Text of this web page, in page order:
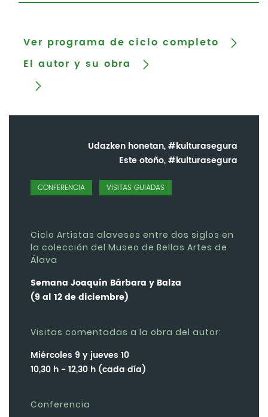
Ver programa de ciclo completo
El autor y su obra
Udazken honetan, #kulturasegura
Este otoño, #kulturasegura
CONFERENCIA VISITAS GUIADAS
Ciclo Artistas alaveses entre dos siglos en
la colección del Museo de Bellas Artes de
Álava
Semana Joaquín Bárbara y Balza
(9 al 12 de diciembre)
Visitas comentadas a la obra del autor:
Miércoles 9 y jueves 10
10,30 h - 12,30 h (cada día)
Conferencia